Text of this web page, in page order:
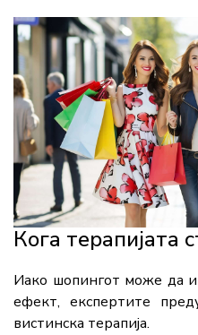
Кога терапијата
Иако шопингот може да
ефект, експертите
вистинска терапија.